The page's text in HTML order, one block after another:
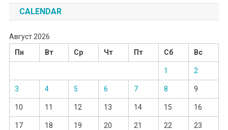
CALENDAR
Август 2026
Пн
Вт Ср Чт Пт Сб Вс
1 2
3 4 5 6 7 8 9
10 11 12 13 14 15 16
17 18 19 20 21 22 23